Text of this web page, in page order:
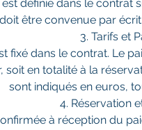
définie dans le contrat
être convenue par
3. Tarifs et
fixé dans le contrat. Le
soit en totalité à la
sont indiqués en euros,
4. Réservation
à réception du